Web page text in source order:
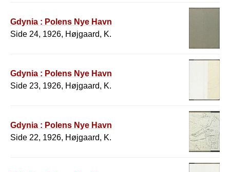
Gdynia : Polens Nye Havn
Side 24, 1926, Højgaard, K.
Gdynia : Polens Nye Havn
Side 23, 1926, Højgaard, K.
Gdynia : Polens Nye Havn
Side 22, 1926, Højgaard, K.